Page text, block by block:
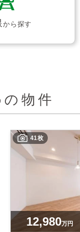
から探す
物件
41枚
12,980万円